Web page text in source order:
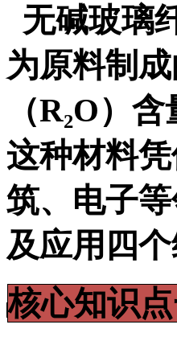
无碱玻璃
为原料制
（R₂O）
这种材料
筑、电子
及应用四
核心知识